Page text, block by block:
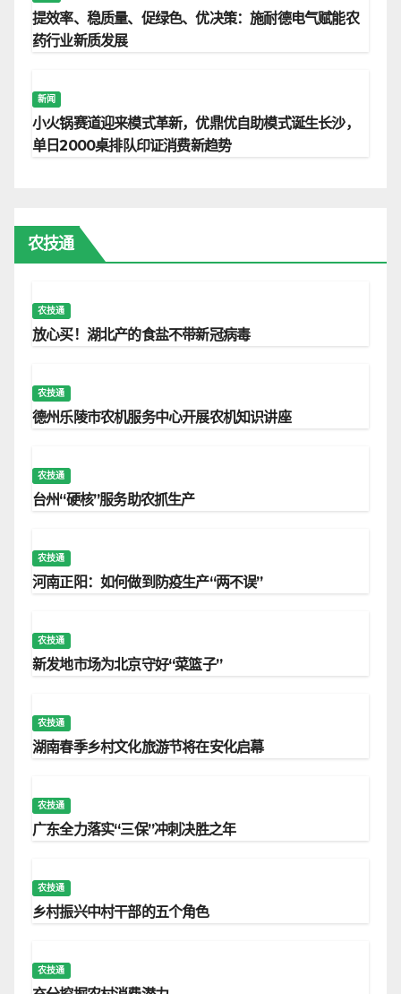
提效率、稳质量、促绿色、优决策：施耐德电气赋能农
药行业新质发展
新闻
小火锅赛道迎来模式革新，优鼎优自助模式诞生长沙，
单日2000桌排队印证消费新趋势
农技通
农技通
放心买！湖北产的食盐不带新冠病毒
农技通
德州乐陵市农机服务中心开展农机知识讲座
农技通
台州“硬核”服务助农抓生产
农技通
河南正阳：如何做到防疫生产“两不误”
农技通
新发地市场为北京守好“菜篮子”
农技通
湖南春季乡村文化旅游节将在安化启幕
农技通
广东全力落实“三保”冲刺决胜之年
农技通
乡村振兴中村干部的五个角色
农技通